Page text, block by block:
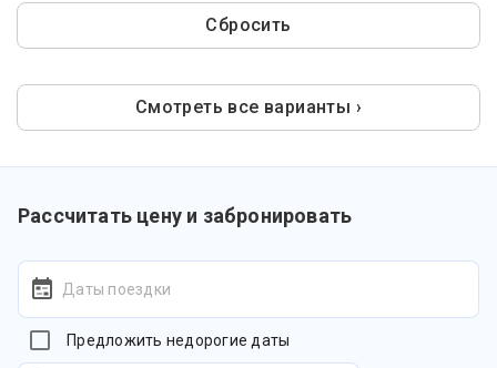
Сбросить
Смотреть все варианты ›
Рассчитать цену и забронировать
Даты поездки
Предложить недорогие даты